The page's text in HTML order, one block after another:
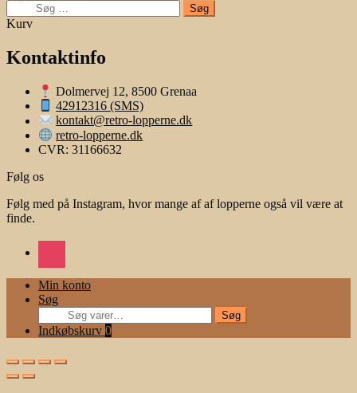
efter:
Kurv
Kontaktinfo
Dolmervej 12, 8500 Grenaa
42912316 (SMS)
kontakt@retro-lopperne.dk
retro-lopperne.dk
CVR: 31166632
Følg os
Følg med på Instagram, hvor mange af af lopperne også vil være at
finde.
instagram
Min konto
Søg
efter:
Søg
Indkøbskurv 0